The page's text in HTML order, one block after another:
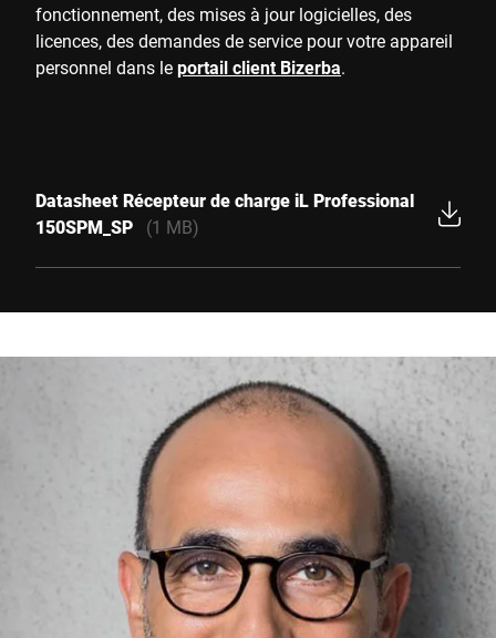
fonctionnement, des mises à jour logicielles, des
licences, des demandes de service pour votre appareil
personnel dans leportail client Bizerba.
Datasheet Récepteur de charge iL Professional
150SPM_SP
(1 MB)